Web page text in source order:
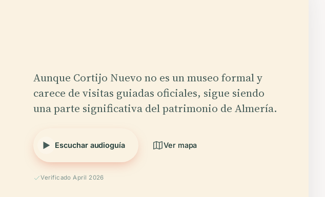
Aunque Cortijo Nuevo no es un museo formal y
carece de visitas guiadas oficiales, sigue siendo
una parte significativa del patrimonio de Almería.
Escuchar audioguía Ver mapa
Verificado April 2026